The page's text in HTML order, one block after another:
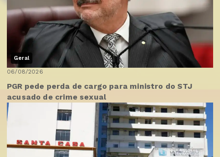
Geral
06/08/2026
PGR pede perda de cargo para ministro do STJ
acusado de crime sexual